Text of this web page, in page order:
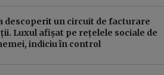
descoperit un circuit de facturare
Luxul afișat pe rețelele sociale de
indiciu în control